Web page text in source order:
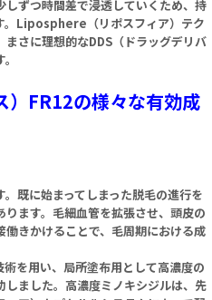
ずつ時間差で浸透していくため、持
。Liposphere（リポスフィア）テク
さに理想的なDDS（ドラッグデリバ
FR12の様々な有効成
既に始まってしまった脱毛の進行を
ます。毛細血管を拡張させ、頭皮の
きかけることで、毛周期における成
用い、局所塗布用として高濃度の
ました。高濃度ミノキシジルは、先